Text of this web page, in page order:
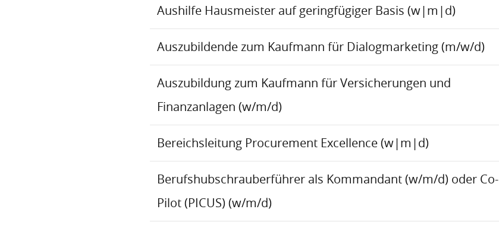
Aushilfe Hausmeister auf geringfügiger Basis (w|m|d)
Auszubildende zum Kaufmann für Dialogmarketing (m/w/d)
Auszubildung zum Kaufmann für Versicherungen und
Finanzanlagen (w/m/d)
Bereichsleitung Procurement Excellence (w|m|d)
Berufshubschrauberführer als Kommandant (w/m/d) oder Co-
Pilot (PICUS) (w/m/d)